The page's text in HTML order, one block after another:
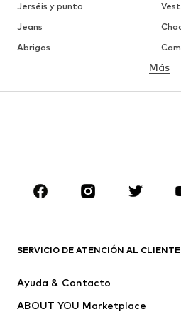
Jerséis y punto
Jeans
Abrigos
Faldas
Zapatos
Vestidos
Camisetas y tops
Más
SERVICIO DE ATENCIÓN AL CLIENTE
Ayuda & Contacto
ABOUT YOU Marketplace